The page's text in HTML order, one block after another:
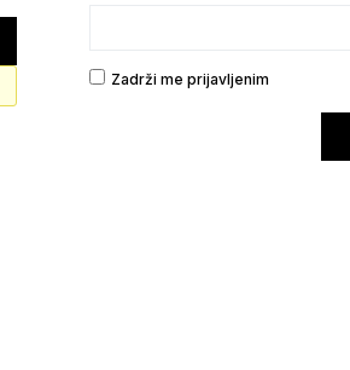
Zadrži me prijavljenim